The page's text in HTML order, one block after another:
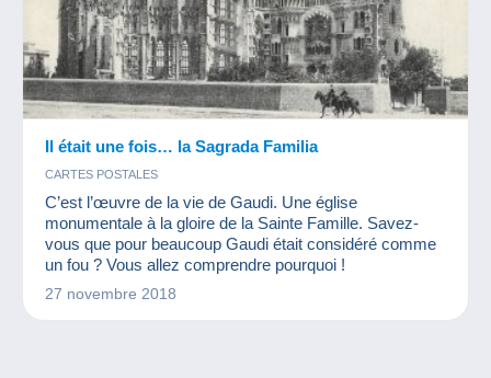
Il était une fois… la Sagrada Familia
CARTES POSTALES
C’est l’œuvre de la vie de Gaudi. Une église
monumentale à la gloire de la Sainte Famille. Savez-
vous que pour beaucoup Gaudi était considéré comme
un fou ? Vous allez comprendre pourquoi !
27 novembre 2018